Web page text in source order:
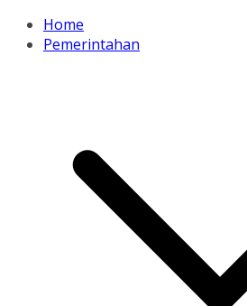
Home
Pemerintahan